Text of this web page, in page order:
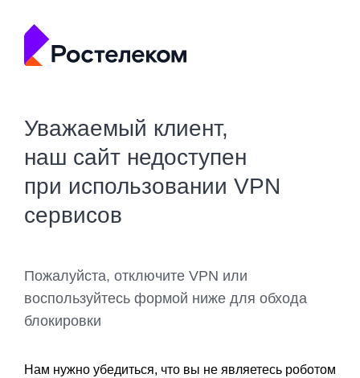
Уважаемый клиент,
наш сайт недоступен
при использовании VPN
сервисов
Пожалуйста, отключите VPN или
воспользуйтесь формой ниже для обхода
блокировки
Нам нужно убедиться, что вы не являетесь роботом